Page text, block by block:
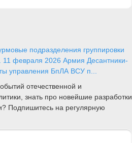
подразделения группировки
11 февраля 2026 Армия Десантники-
управления БпЛА ВСУ п...
отечественной и
знать про новейшие разработки
Подпишитесь на регулярную